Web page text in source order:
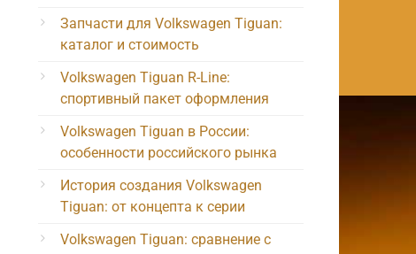
Запчасти для Volkswagen Tiguan:
каталог и стоимость
Volkswagen Tiguan R-Line:
спортивный пакет оформления
Volkswagen Tiguan в России:
особенности российского рынка
История создания Volkswagen
Tiguan: от концепта к серии
Volkswagen Tiguan: сравнение с